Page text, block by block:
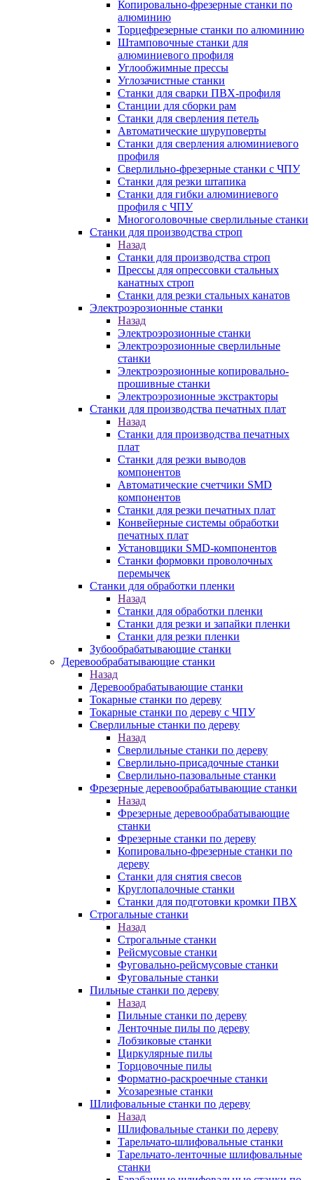
Копировально-фрезерные станки по
алюминию
Торцефрезерные станки по алюминию
Штамповочные станки для
алюминиевого профиля
Углообжимные прессы
Углозачистные станки
Станки для сварки ПВХ-профиля
Станции для сборки рам
Станки для сверления петель
Автоматические шуруповерты
Станки для сверления алюминиевого
профиля
Сверлильно-фрезерные станки с ЧПУ
Станки для резки штапика
Станки для гибки алюминиевого
профиля с ЧПУ
Многоголовочные сверлильные станки
Станки для производства строп
Назад
Станки для производства строп
Прессы для опрессовки стальных
канатных строп
Станки для резки стальных канатов
Электроэрозионные станки
Назад
Электроэрозионные станки
Электроэрозионные сверлильные
станки
Электроэрозионные копировально-
прошивные станки
Электроэрозионные экстракторы
Станки для производства печатных плат
Назад
Станки для производства печатных
плат
Станки для резки выводов
компонентов
Автоматические счетчики SMD
компонентов
Станки для резки печатных плат
Конвейерные системы обработки
печатных плат
Установщики SMD-компонентов
Станки формовки проволочных
перемычек
Станки для обработки пленки
Назад
Станки для обработки пленки
Станки для резки и запайки пленки
Станки для резки пленки
Зубообрабатывающие станки
Деревообрабатывающие станки
Назад
Деревообрабатывающие станки
Токарные станки по дереву
Токарные станки по дереву с ЧПУ
Сверлильные станки по дереву
Назад
Сверлильные станки по дереву
Сверлильно-присадочные станки
Сверлильно-пазовальные станки
Фрезерные деревообрабатывающие станки
Назад
Фрезерные деревообрабатывающие
станки
Фрезерные станки по дереву
Копировально-фрезерные станки по
дереву
Станки для снятия свесов
Круглопалочные станки
Станки для подготовки кромки ПВХ
Строгальные станки
Назад
Строгальные станки
Рейсмусовые станки
Фуговально-рейсмусовые станки
Фуговальные станки
Пильные станки по дереву
Назад
Пильные станки по дереву
Ленточные пилы по дереву
Лобзиковые станки
Циркулярные пилы
Торцовочные пилы
Форматно-раскроечные станки
Усозарезные станки
Шлифовальные станки по дереву
Назад
Шлифовальные станки по дереву
Тарельчато-шлифовальные станки
Тарельчато-ленточные шлифовальные
станки